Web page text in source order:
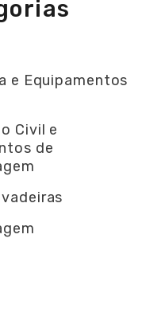
e Equipamentos
Civil e
de